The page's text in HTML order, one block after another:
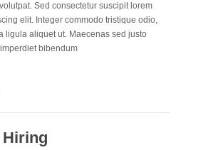
Sed consectetur suscipit lorem
elit. Integer commodo tristique odio,
ligula aliquet ut. Maecenas sed justo
bibendum